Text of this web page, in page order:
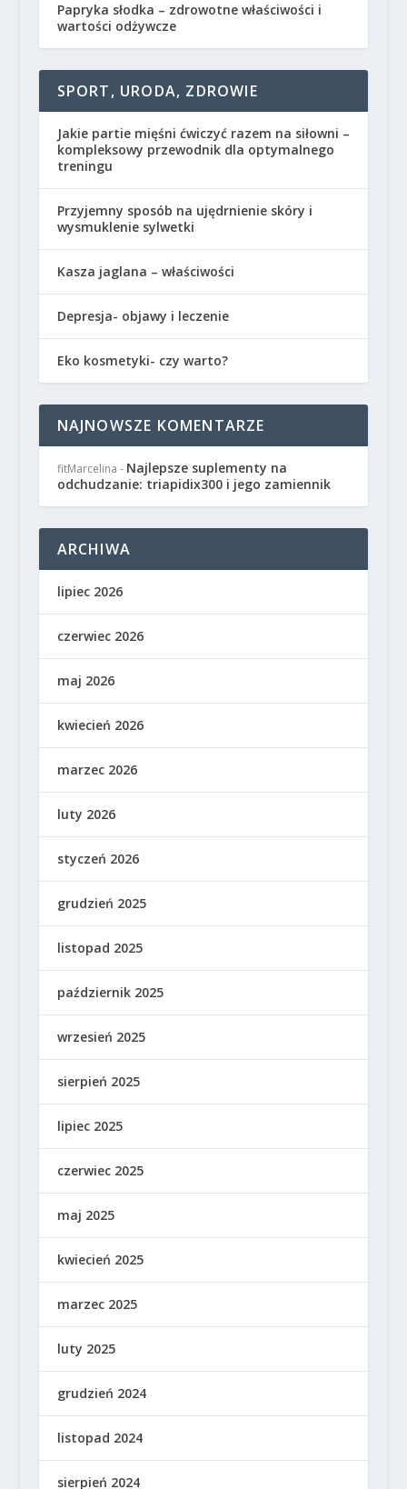
Papryka słodka – zdrowotne właściwości i
wartości odżywcze
SPORT, URODA, ZDROWIE
Jakie partie mięśni ćwiczyć razem na siłowni –
kompleksowy przewodnik dla optymalnego
treningu
Przyjemny sposób na ujędrnienie skóry i
wysmuklenie sylwetki
Kasza jaglana – właściwości
Depresja- objawy i leczenie
Eko kosmetyki- czy warto?
NAJNOWSZE KOMENTARZE
fitMarcelina - Najlepsze suplementy na
odchudzanie: triapidix300 i jego zamiennik
ARCHIWA
lipiec 2026
czerwiec 2026
maj 2026
kwiecień 2026
marzec 2026
luty 2026
styczeń 2026
grudzień 2025
listopad 2025
październik 2025
wrzesień 2025
sierpień 2025
lipiec 2025
czerwiec 2025
maj 2025
kwiecień 2025
marzec 2025
luty 2025
grudzień 2024
listopad 2024
sierpień 2024